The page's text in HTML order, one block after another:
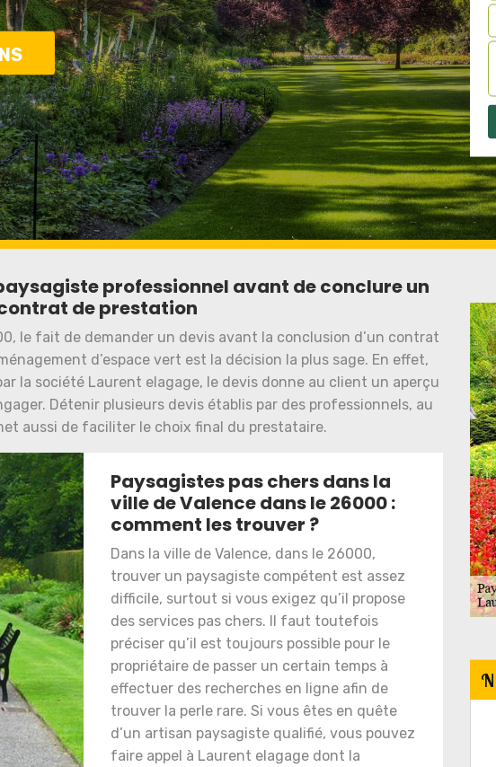
professionnel avant de conclure un
de prestation
le fait de demander un devis avant la conclusion d’un contrat
d’espace vert est la décision la plus sage. En effet,
la société Laurent elagage, le devis donne au client un aperçu
Détenir plusieurs devis établis par des professionnels, au
aussi de faciliter le choix final du prestataire.
Paysagistes pas chers dans la
ville de Valence dans le 26000 :
comment les trouver ?
Dans la ville de Valence, dans le 26000,
trouver un paysagiste compétent est assez
difficile, surtout si vous exigez qu’il propose
des services pas chers. Il faut toutefois
préciser qu’il est toujours possible pour le
propriétaire de passer un certain temps à
effectuer des recherches en ligne afin de
trouver la perle rare. Si vous êtes en quête
d’un artisan paysagiste qualifié, vous pouvez
faire appel à Laurent elagage dont la